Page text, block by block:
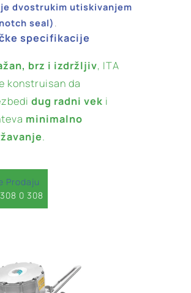
dvostrukim utiskivanjem
seal) .
specifikacije
brz i izdržljiv, ITA
konstruisan da
dug radni vek i
minimalno
.
Prodaju
0 308